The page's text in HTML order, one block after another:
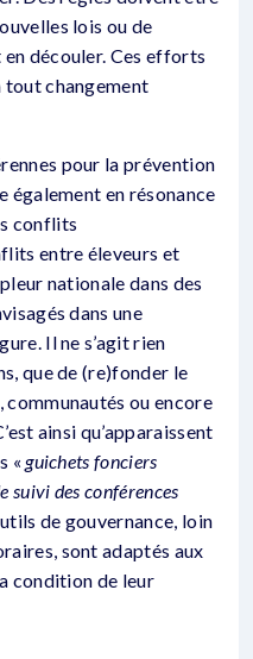
lois ou de
découler. Ces efforts
tout changement
pour la prévention
en résonance
conflits
entre éleveurs et
nationale dans des
dans une
Il ne s’agit rien
que de (re)fonder le
ou encore
ainsi qu’apparaissent
«guichets fonciers
suivi des conférences
de gouvernance, loin
sont adaptés aux
condition de leur